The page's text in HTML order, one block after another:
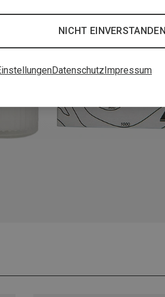
NICHT EINVERSTANDEN
Datenschutz Impressum